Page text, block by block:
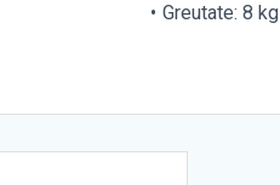
Greutate: 8 kg